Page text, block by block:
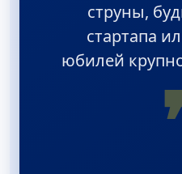
струны,
стартапа
юбилей